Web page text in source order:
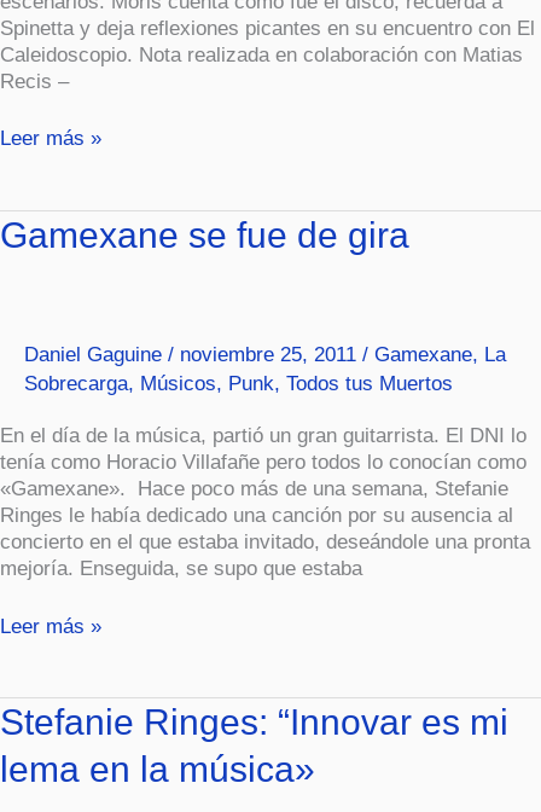
Spinetta y deja reflexiones picantes en su encuentro con El
Caleidoscopio. Nota realizada en colaboración con Matias
Recis –
Leer más »
Gamexane se fue de gira
Daniel Gaguine / noviembre 25, 2011 / Gamexane, La
Sobrecarga, Músicos, Punk, Todos tus Muertos
En el día de la música, partió un gran guitarrista. El DNI lo
tenía como Horacio Villafañe pero todos lo conocían como
«Gamexane». Hace poco más de una semana, Stefanie
Ringes le había dedicado una canción por su ausencia al
concierto en el que estaba invitado, deseándole una pronta
mejoría. Enseguida, se supo que estaba
Gamexane
se
Leer más »
Stefanie Ringes: “Innovar es mi
lema en la música»
Stefanie
Ringes:
“Innovar